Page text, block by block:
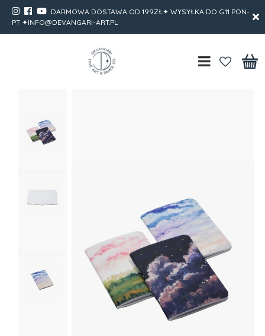
DARMOWA DOSTAWA OD 199ZŁ✦ WYSYŁKA DO G.11 PON-
PT ✦INFO@DEVANGARI-ART.PL